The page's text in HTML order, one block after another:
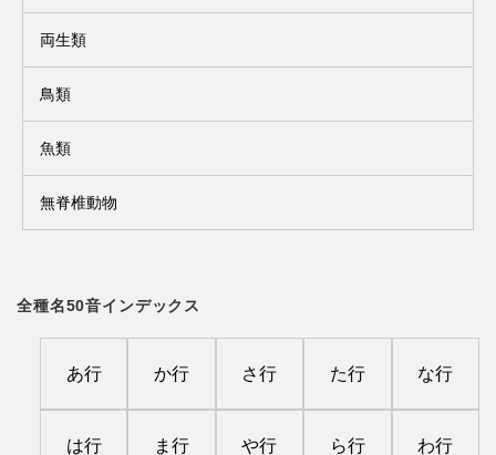
両生類
鳥類
魚類
無脊椎動物
全種名50音インデックス
あ行 か行 さ行 た行 な行
は行 ま行 や行 ら行 わ行